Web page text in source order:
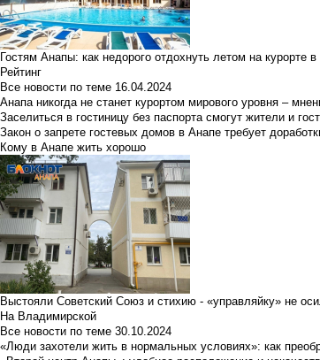
Гостям Анапы: как недорого отдохнуть летом на курорте
Рейтинг
Все новости по теме 16.04.2024
Анапа никогда не станет курортом мирового уровня –
Заселиться в гостиницу без паспорта смогут жители и
Закон о запрете гостевых домов в Анапе требует
Кому в Анапе жить хорошо
Выстояли Советский Союз и стихию - «управляйку» не
На Владимирской
Все новости по теме 30.10.2024
«Люди захотели жить в нормальных условиях»: как